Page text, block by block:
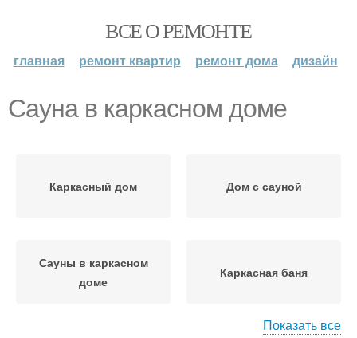
ВСЕ О РЕМОНТЕ
главная ремонт квартир ремонт дома дизайн
Сауна в каркасном доме
Каркасный дом Дом с сауной
Сауны в каркасном
доме
Каркасная баня
Показать все